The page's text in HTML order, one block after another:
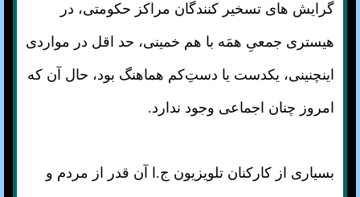
گرایش های تسخیر کنندگان مراکز حکومتی، در
هیستری جمعیِ همَه با هم خمینی، حد اقل در مواردی
اینچنینی، یکدست یا دستِ‌کم هماهنگ بود، حال آن که
امروز چنان اجماعی وجود ندارد.
بسیاری از کارکنان تلویزیون ج.ا آن قدر از مردم و